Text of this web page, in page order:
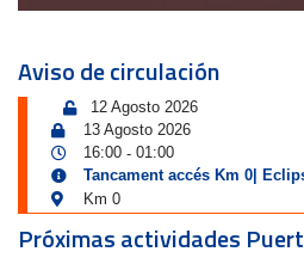
Aviso de circulación
12 Agosto 2026
13 Agosto 2026
16:00 - 01:00
Tancament accés Km 0|
Km 0
Próximas actividades